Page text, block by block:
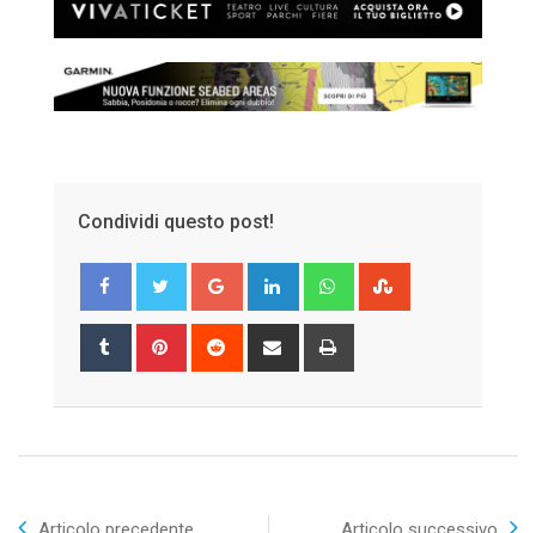
Condividi questo post!
Google+ LinkedIn Whatsapp
Tumblr Pinterest Reddit
Share